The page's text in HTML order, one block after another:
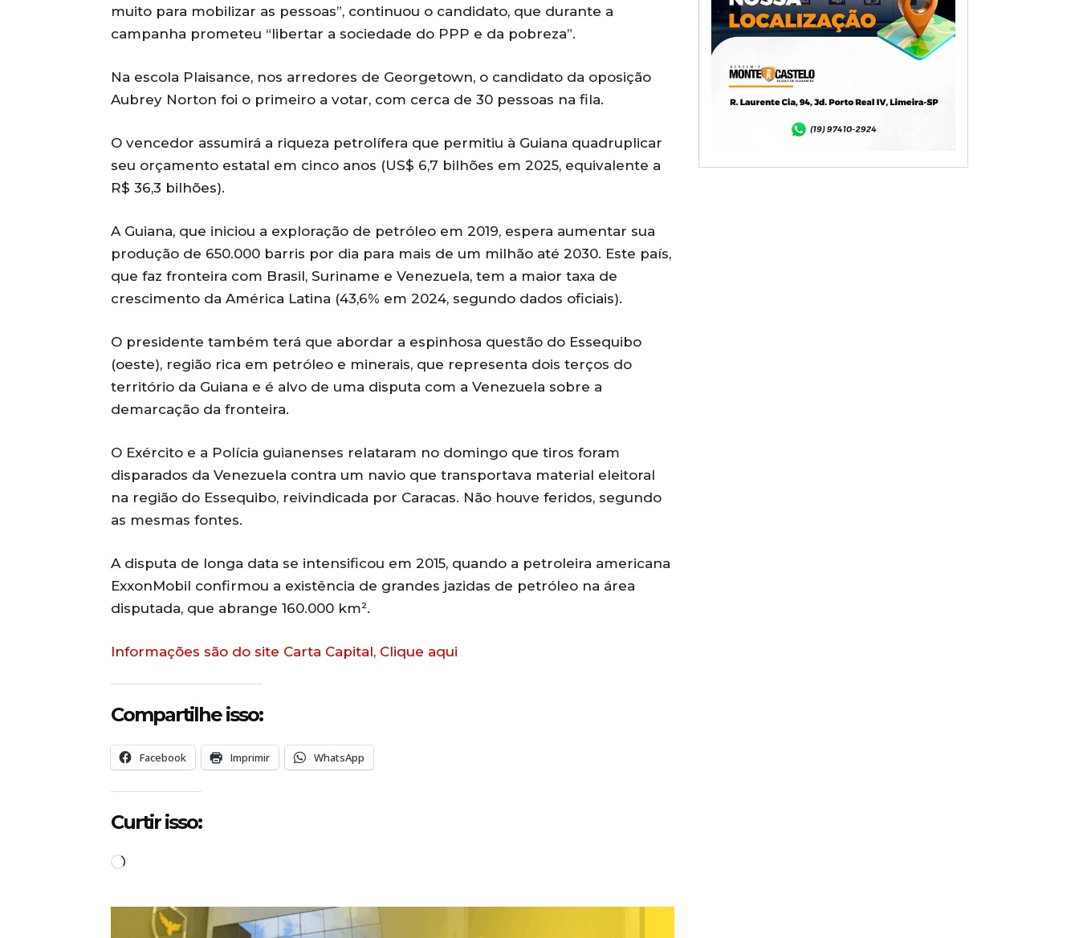
muito para mobilizar as pessoas”, continuou o candidato, que durante a
campanha prometeu “libertar a sociedade do PPP e da pobreza”.
Na escola Plaisance, nos arredores de Georgetown, o candidato da oposição
Aubrey Norton foi o primeiro a votar, com cerca de 30 pessoas na fila.
O vencedor assumirá a riqueza petrolífera que permitiu à Guiana quadruplicar
seu orçamento estatal em cinco anos (US$ 6,7 bilhões em 2025, equivalente a
R$ 36,3 bilhões).
A Guiana, que iniciou a exploração de petróleo em 2019, espera aumentar sua
produção de 650.000 barris por dia para mais de um milhão até 2030. Este país,
que faz fronteira com Brasil, Suriname e Venezuela, tem a maior taxa de
crescimento da América Latina (43,6% em 2024, segundo dados oficiais).
O presidente também terá que abordar a espinhosa questão do Essequibo
(oeste), região rica em petróleo e minerais, que representa dois terços do
território da Guiana e é alvo de uma disputa com a Venezuela sobre a
demarcação da fronteira.
O Exército e a Polícia guianenses relataram no domingo que tiros foram
disparados da Venezuela contra um navio que transportava material eleitoral
na região do Essequibo, reivindicada por Caracas. Não houve feridos, segundo
as mesmas fontes.
A disputa de longa data se intensificou em 2015, quando a petroleira americana
ExxonMobil confirmou a existência de grandes jazidas de petróleo na área
disputada, que abrange 160.000 km².
Informações são do site Carta Capital, Clique aqui
Compartilhe isso:
Facebook Imprimir WhatsApp
Curtir isso:
C
r